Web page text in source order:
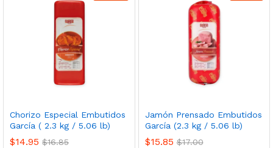
Chorizo Especial Embutidos
García ( 2.3 kg / 5.06 lb)
$14.95 $16.85
Jamón Prensado Embutidos
García (2.3 kg / 5.06 lb)
$15.85 $17.00